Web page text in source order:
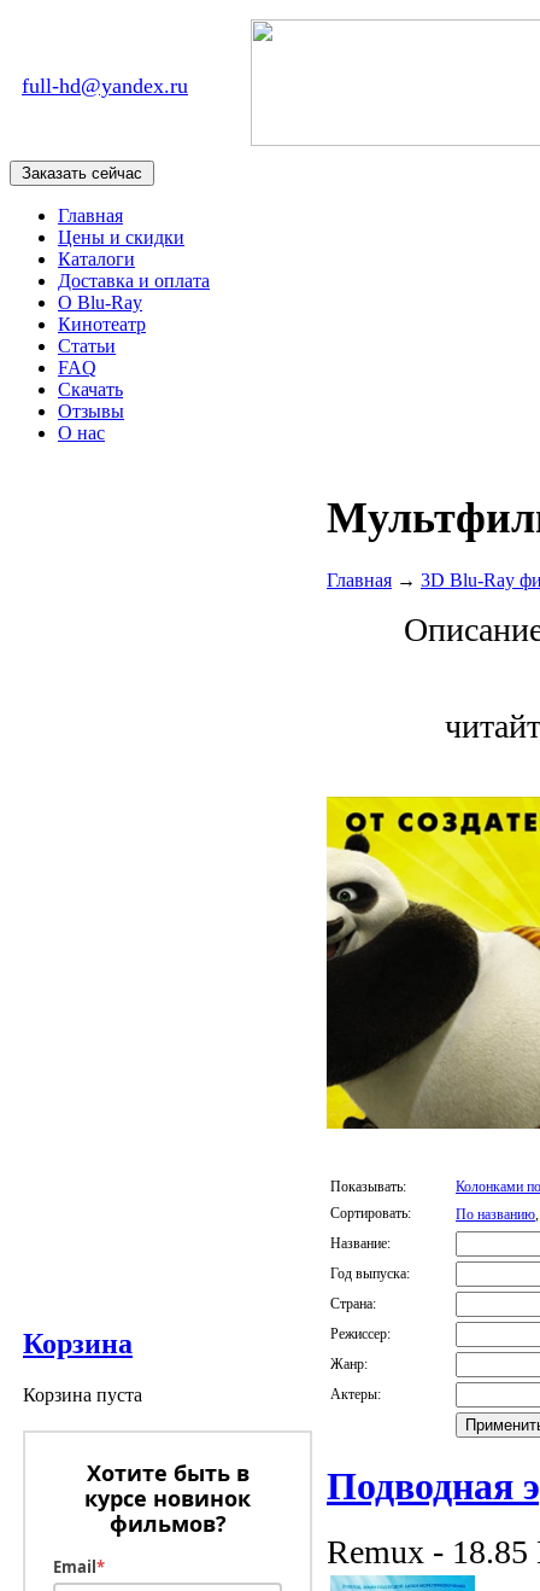
full-hd@yandex.ru
Главная
Цены и скидки
Каталоги
Доставка и оплата
О Blu-Ray
Кинотеатр
Статьи
FAQ
Скачать
Отзывы
О нас
Корзина
Корзина пуста
Хотите быть в
курсе новинок
фильмов?
Email*
Главная → 3D Blu-Ray
Показывать:
Колонками
Сортировать:
По названию
Название:
Год выпуска:
Страна:
Режиссер:
Жанр:
Актеры:
Подводная
Remux - 18.85